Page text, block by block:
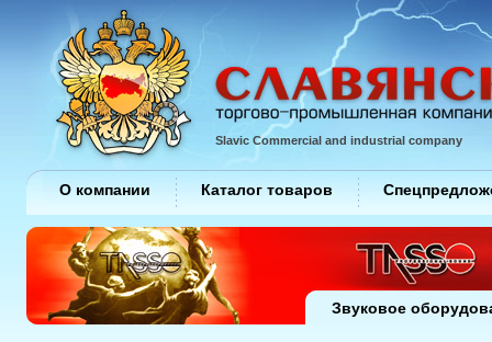
Slavic Commercial and industrial company
О компании Каталог товаров
Звуковое